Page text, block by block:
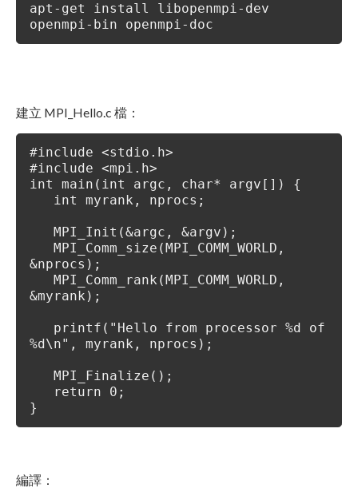
apt-get install libopenmpi-dev
openmpi-bin openmpi-doc
建立 MPI_Hello.c 檔：
#include <stdio.h>
#include <mpi.h>
int main(int argc, char* argv[]) {
int myrank, nprocs;
MPI_Init(&argc, &argv);
MPI_Comm_size(MPI_COMM_WORLD,
&nprocs);
MPI_Comm_rank(MPI_COMM_WORLD,
&myrank);
printf("Hello from processor %d of
%d\n", myrank, nprocs);
MPI_Finalize();
return 0;
}
編譯：